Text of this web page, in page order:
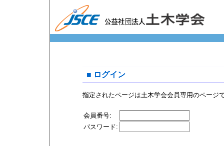
■ ログイン
指定されたページは土木学会会員専用のページ
会員番号:
パスワード: